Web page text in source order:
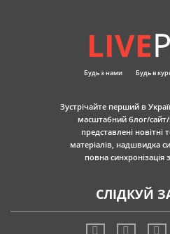
LIVE
Будь з нами Будь в
Зустрічайте перший в
масштабний блог/
представлені новітні
матеріалів, надшвидка
повна
СЛІДКУЙ